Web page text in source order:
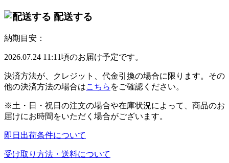
配送する
納期目安：
2026.07.24 11:11頃のお届け予定です。
決済方法が、クレジット、代金引換の場合に限ります。その
他の決済方法の場合はこちら をご確認ください。
※土・日・祝日の注文の場合や在庫状況によって、商品のお
届けにお時間をいただく場合がございます。
即日出荷条件について
受け取り方法・送料について